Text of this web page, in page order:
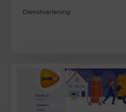
Dienstverlening